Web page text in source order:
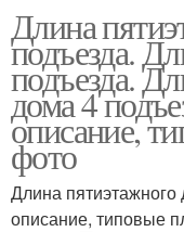
Длина
подъезда.
подъезда.
дома 4
описание,
фото
Длина
описание, типовые